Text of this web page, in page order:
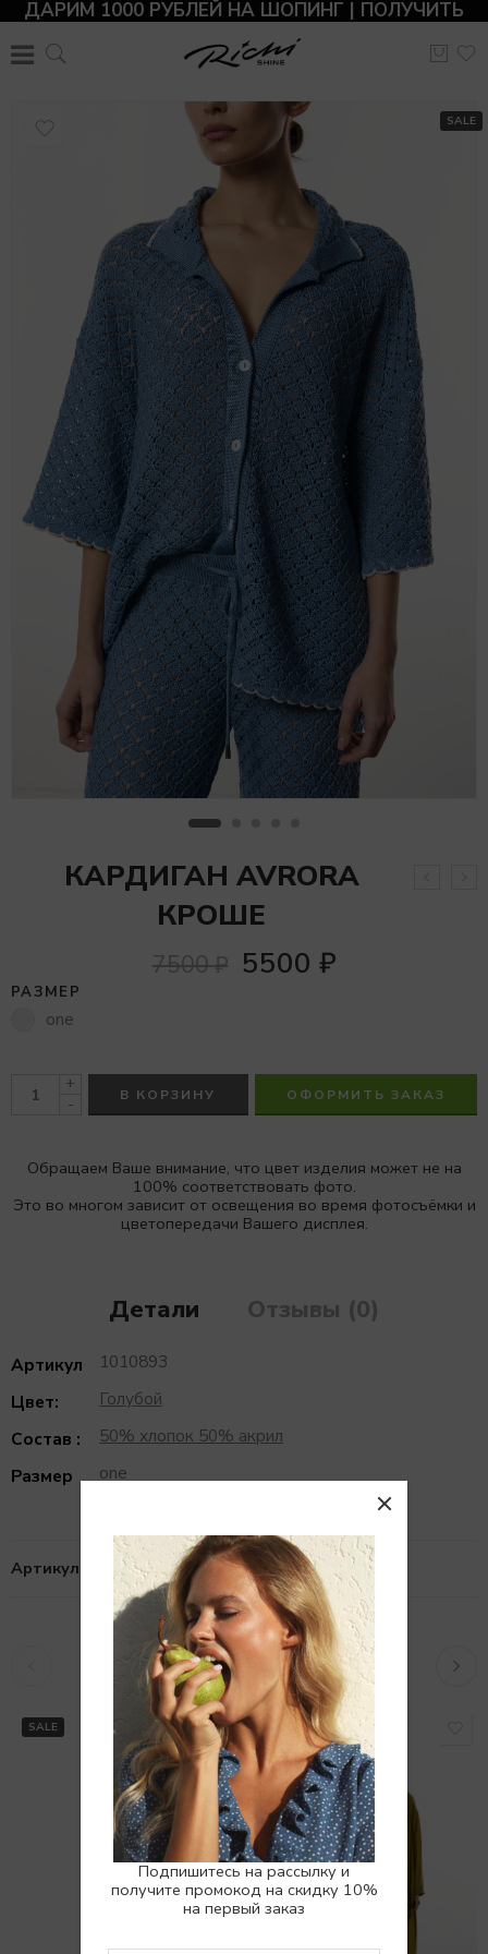
Подпишитесь на рассылку и
получите промокод на скидку 10%
на первый заказ
ДАРИМ 1000 РУБЛЕЙ НА ШОПИНГ | ПОЛУЧИТЬ
SALE
КАРДИГАН AVRORA
КРОШЕ
7500₽ 5500 ₽
РАЗМЕР
one
+
-
В КОРЗИНУ ОФОРМИТЬ ЗАКАЗ
Обращаем Ваше внимание, что цвет изделия может не на
100% соответствовать фото.
Это во многом зависит от освещения во время фотосъёмки и
цветопередачи Вашего дисплея.
Детали Отзывы (0)
Артикул
1010893
Цвет:
Голубой
Состав :
50% хлопок 50% акрил
Размер
one
Артикул: 1010893
Похожие товары
SALE